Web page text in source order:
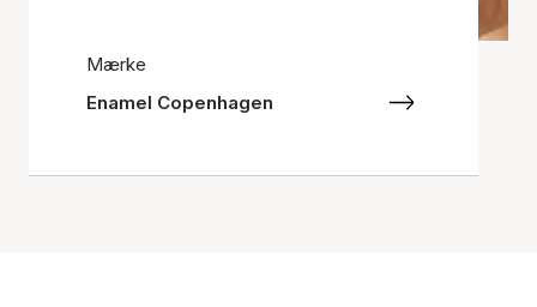
Mærke
Enamel Copenhagen